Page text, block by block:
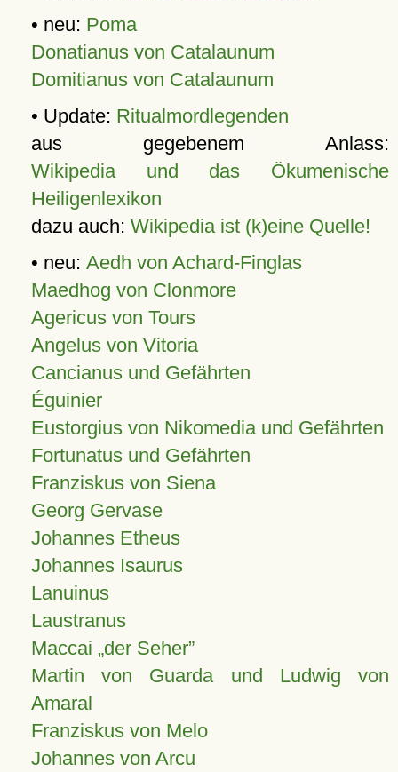
• neu: Poma
Donatianus von Catalaunum
Domitianus von Catalaunum
• Update: Ritualmordlegenden
aus gegebenem Anlass:
Wikipedia und das Ökumenische
Heiligenlexikon
dazu auch: Wikipedia ist (k)eine Quelle!
• neu: Aedh von Achard-Finglas
Maedhog von Clonmore
Agericus von Tours
Angelus von Vitoria
Cancianus und Gefährten
Éguinier
Eustorgius von Nikomedia und Gefährten
Fortunatus und Gefährten
Franziskus von Siena
Georg Gervase
Johannes Etheus
Johannes Isaurus
Lanuinus
Laustranus
Maccai „der Seher”
Martin von Guarda und Ludwig von
Amaral
Franziskus von Melo
Johannes von Arcu